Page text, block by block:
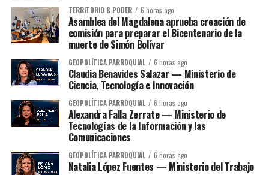
TERRITORIO & PODER 6 horas ago
Asamblea del Magdalena aprueba creación de
comisión para preparar el Bicentenario de la
muerte de Simón Bolívar
GEOPOLÍTICA PARROQUIAL 6 horas ago
Claudia Benavides Salazar — Ministerio de
Ciencia, Tecnología e Innovación
GEOPOLÍTICA PARROQUIAL 6 horas ago
Alexandra Falla Zerrate — Ministerio de
Tecnologías de la Información y las
Comunicaciones
GEOPOLÍTICA PARROQUIAL 6 horas ago
Natalia López Fuentes — Ministerio del Trabajo